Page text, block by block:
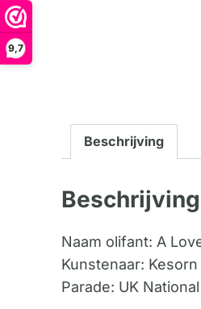
9,7
Beschrijving
Beschrijving
Naam olifant: A
Kunstenaar:
Parade: UK